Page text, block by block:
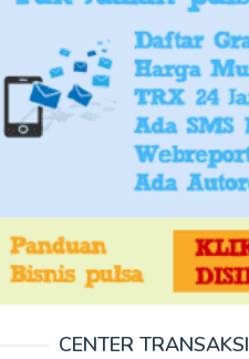
CENTER TRANSAKSI